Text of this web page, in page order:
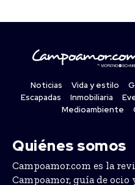
Noticias Vida y estilo
Escapadas
Inmobiliaria
Medioambiente
Quiénes somos
Campoamor.com es la
Campoamor, guía de